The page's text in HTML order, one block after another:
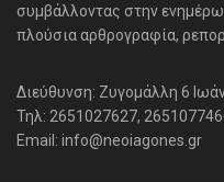
συμβάλλοντας στην
πλούσια αρθρογραφία,
Διεύθυνση: Ζυγομάλλη 6
Τηλ: 2651027627,
Email: info@neoiagones.gr